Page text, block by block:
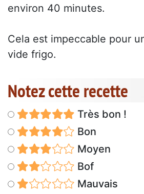
environ 40 minutes.
Cela est impeccable pour
vide frigo.
Notez cette recette
Très bon !
Bon
Moyen
Bof
Mauvais